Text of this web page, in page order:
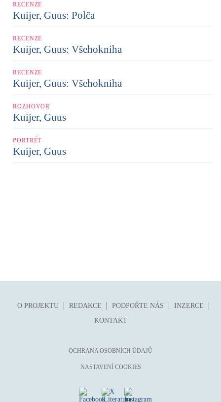
RECENZE
Kuijer, Guus: Polča
RECENZE
Kuijer, Guus: Všehokniha
RECENZE
Kuijer, Guus: Všehokniha
ROZHOVOR
Kuijer, Guus
PORTRÉT
Kuijer, Guus
O PROJEKTU REDAKCE PODPOŘTE NÁS
INZERCE
KONTAKT
OCHRANA OSOBNÍCH ÚDAJŮ
NASTAVENÍ COOKIES